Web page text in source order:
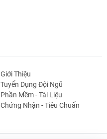
Dụng Cụ Cầm
Tay
Máy Công Cụ
Giới Thiệu
Tuyển Dụng Đội Ngũ
Phần Mềm - Tài Liệu
Chứng Nhận - Tiêu Chuẩn